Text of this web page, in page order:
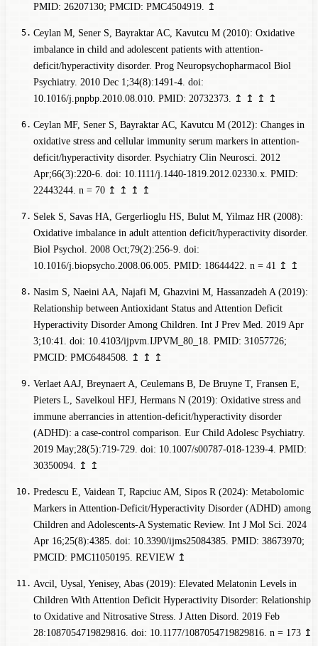
PMID: 26207130; PMCID: PMC4504919.
↥
Ceylan M, Sener S, Bayraktar AC, Kavutcu M (2010): Oxidative
imbalance in child and adolescent patients with attention-
deficit/hyperactivity disorder. Prog Neuropsychopharmacol Biol
Psychiatry. 2010 Dec 1;34(8):1491-4. doi:
10.1016/j.pnpbp.2010.08.010. PMID: 20732373.
↥ ↥ ↥ ↥
Ceylan MF, Sener S, Bayraktar AC, Kavutcu M (2012): Changes in
oxidative stress and cellular immunity serum markers in attention-
deficit/hyperactivity disorder. Psychiatry Clin Neurosci. 2012
Apr;66(3):220-6. doi: 10.1111/j.1440-1819.2012.02330.x. PMID:
22443244. n = 70 ↥ ↥ ↥ ↥
Selek S, Savas HA, Gergerlioglu HS, Bulut M, Yilmaz HR (2008):
Oxidative imbalance in adult attention deficit/hyperactivity disorder.
Biol Psychol. 2008 Oct;79(2):256-9. doi:
10.1016/j.biopsycho.2008.06.005. PMID: 18644422. n = 41 ↥ ↥
Nasim S, Naeini AA, Najafi M, Ghazvini M, Hassanzadeh A (2019):
Relationship between Antioxidant Status and Attention Deficit
Hyperactivity Disorder Among Children. Int J Prev Med. 2019 Apr
3;10:41. doi: 10.4103/ijpvm.IJPVM_80_18. PMID: 31057726;
PMCID: PMC6484508.
↥ ↥ ↥
Verlaet AAJ, Breynaert A, Ceulemans B, De Bruyne T, Fransen E,
Pieters L, Savelkoul HFJ, Hermans N (2019): Oxidative stress and
immune aberrancies in attention-deficit/hyperactivity disorder
(ADHD): a case-control comparison. Eur Child Adolesc Psychiatry.
2019 May;28(5):719-729. doi: 10.1007/s00787-018-1239-4. PMID:
30350094.
↥ ↥
Predescu E, Vaidean T, Rapciuc AM, Sipos R (2024): Metabolomic
Markers in Attention-Deficit/Hyperactivity Disorder (ADHD) among
Children and Adolescents-A Systematic Review. Int J Mol Sci. 2024
Apr 16;25(8):4385. doi: 10.3390/ijms25084385. PMID: 38673970;
PMCID: PMC11050195. REVIEW ↥
Avcil, Uysal, Yenisey, Abas (2019): Elevated Melatonin Levels in
Children With Attention Deficit Hyperactivity Disorder: Relationship
to Oxidative and Nitrosative Stress. J Atten Disord. 2019 Feb
28:1087054719829816. doi: 10.1177/1087054719829816. n = 173 ↥